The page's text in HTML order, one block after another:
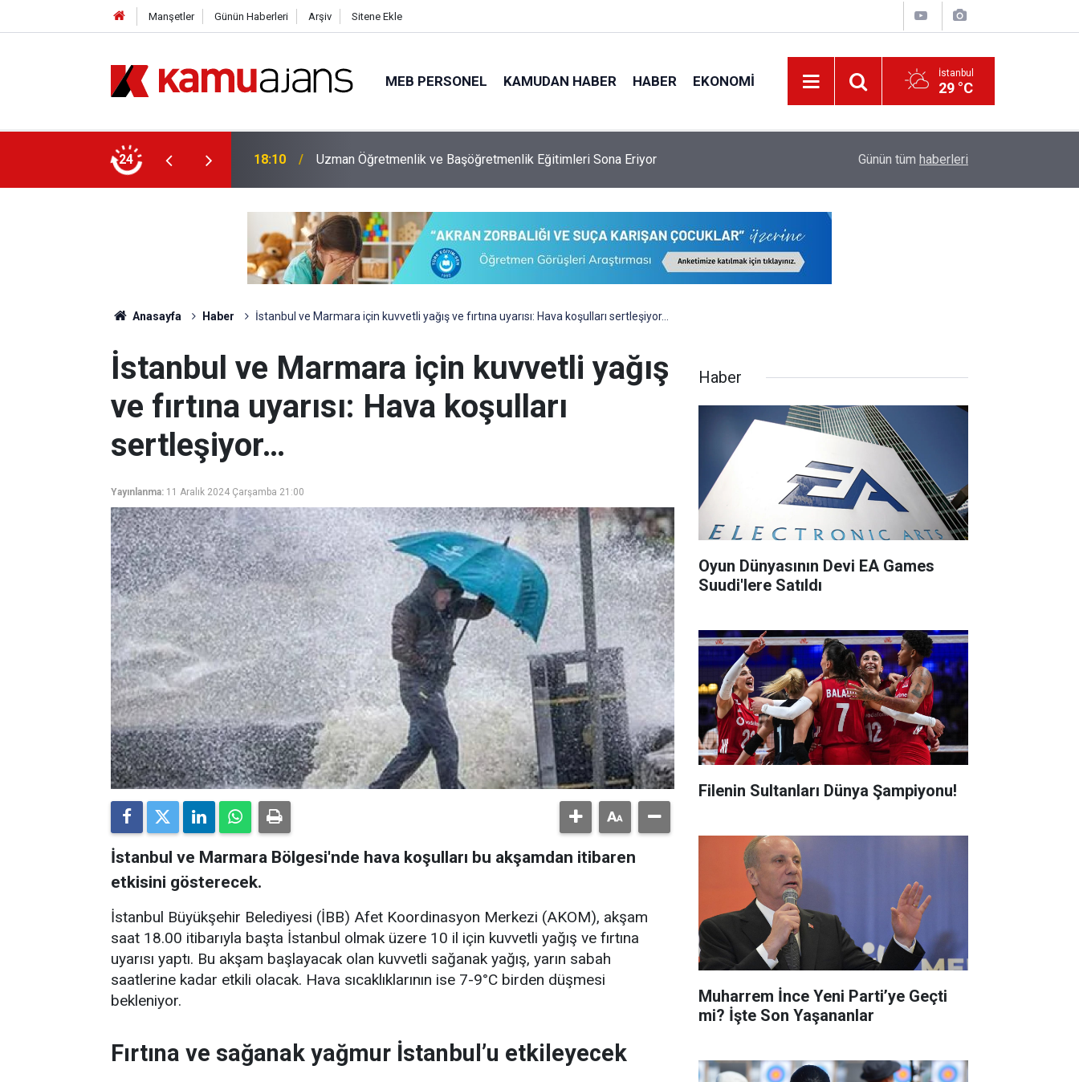
Manşetler Günün Haberleri Arşiv Sitene Ekle
MEB PERSONEL KAMUDAN HABER HABER EKONOMI İstanbul
29 °C
24
Eğitimleri Sona Eriyor 17:10 İstanbul'da Denize Giriş Yasağı 34 Yıl Sonra Çocuk İkiz Sahibi Olan Aileye
Günün tüm haberleri
Anasayfa Haber İstanbul ve Marmara için kuvvetli yağış ve fırtına uyarısı: Hava koşulları sertleşiyor…
İstanbul ve Marmara için kuvvetli yağış
ve fırtına uyarısı: Hava koşulları
sertleşiyor…
Yayınlanma: 11 Aralık 2024 Çarşamba 21:00
İstanbul ve Marmara Bölgesi'nde hava koşulları bu akşamdan itibaren
etkisini gösterecek.
İstanbul Büyükşehir Belediyesi (İBB) Afet Koordinasyon Merkezi (AKOM), akşam
saat 18.00 itibarıyla başta İstanbul olmak üzere 10 il için kuvvetli yağış ve fırtına
uyarısı yaptı. Bu akşam başlayacak olan kuvvetli sağanak yağış, yarın sabah
saatlerine kadar etkili olacak. Hava sıcaklıklarının ise 7-9°C birden düşmesi
bekleniyor.
Fırtına ve sağanak yağmur İstanbul’u etkileyecek
Haber
Oyun Dünyasının Devi EA Games
Suudi'lere Satıldı
Filenin Sultanları Dünya Şampiyonu!
Muharrem İnce Yeni Parti’ye Geçti
mi? İşte Son Yaşananlar